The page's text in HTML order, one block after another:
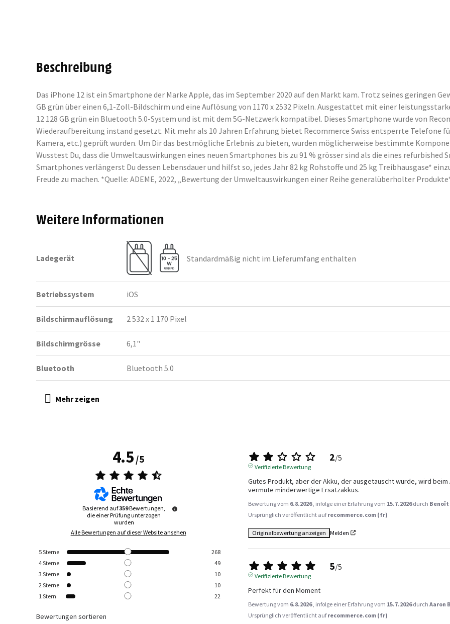
Beschreibung
Das iPhone 12 ist ein Smartphone der Marke Apple, das im September 2020 auf den Markt kam. Trotz seines geringen
GB grün über einen 6,1-Zoll-Bildschirm und eine Auflösung von 1170 x 2532 Pixeln. Ausgestattet mit einer
12 128 GB grün ein Bluetooth 5.0-System und ist mit dem 5G-Netzwerk kompatibel. Dieses Smartphone wurde von
Wiederaufbereitung instand gesetzt. Mit mehr als 10 Jahren Erfahrung bietet Recommerce Swiss entsperrte Telefone
Kamera, etc.) geprüft wurden. Um Dir das bestmögliche Erlebnis zu bieten, wurden möglicherweise bestimmte
Wusstest Du, dass die Umweltauswirkungen eines neuen Smartphones bis zu 91 % grösser sind als die eines refurbished
Smartphones verlängerst Du dessen Lebensdauer und hilfst so, jedes Jahr 82 kg Rohstoffe und 25 kg Treibhausgase*
Freude zu machen. *Quelle: ADEME, 2022, „Bewertung der Umweltauswirkungen einer Reihe generalüberholter
Weitere Informationen
Ladegerät Standardmäßig nicht im Lieferumfang enthalten
Betriebssystem iOS
Bildschirmauflösung 2 532 x 1 170 Pixel
Bildschirmgrösse 6,1"
Bluetooth Bluetooth 5.0
4.5/5
Basierend auf359Bewertungen,
die einer Prüfung unterzogen
wurden
Alle Bewertungen auf dieser Website ansehen
5Sterne
268
4Sterne
49
3 Sterne
10
2 Sterne
10
1 Stern 22
Bewertungen sortieren
2/5
Verifizierte Bewertung
Gutes Produkt, aber der Akku, der ausgetauscht wurde, wird
vermute minderwertige Ersatzakkus.
Bewertung vom 6.8.2026 , infolge einer Erfahrung vom 15.7.2026durch Benoît
Ursprünglich veröffentlicht aufrecommerce.com (fr)
Originalbewertung anzeigen Melden
5/5
Verifizierte Bewertung
Perfekt für den Moment
Bewertung vom 6.8.2026 , infolge einer Erfahrung vom 15.7.2026durchAaron
Ursprünglich veröffentlicht aufrecommerce.com (fr)